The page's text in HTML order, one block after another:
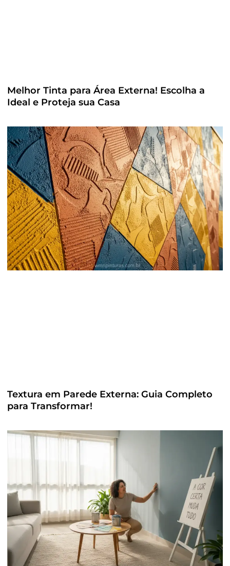
Melhor Tinta para Área Externa! Escolha a
Ideal e Proteja sua Casa
Textura em Parede Externa: Guia Completo
para Transformar!